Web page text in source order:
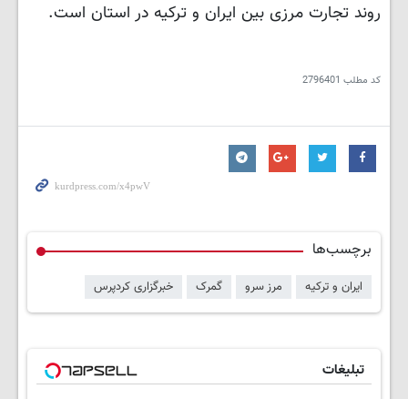
روند تجارت مرزی بین ایران و ترکیه در استان است.
کد مطلب 2796401
برچسب‌ها
ایران و ترکیه مرز سرو گمرک خبرگزاری کردپرس
تبلیغات